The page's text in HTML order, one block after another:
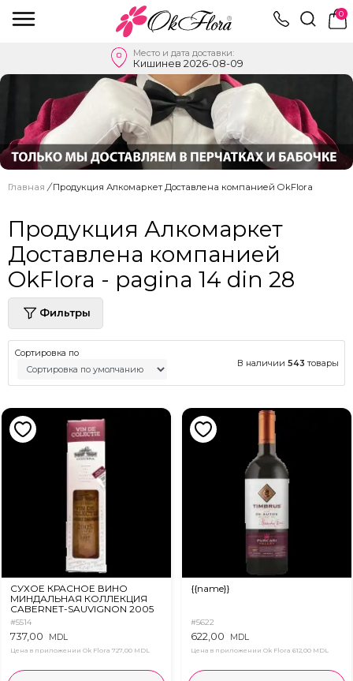
0
Место и дата доставки:
Кишинев 2026-08-09
Главная / Продукция Алкомаркет Доставлена ​​компанией OkFlora
Продукция Алкомаркет
Доставлена ​​компанией
OkFlora - pagina 14 din 28
Фильтры
Сортировка по
В наличии 543 товары
СУХОЕ КРАСНОЕ ВИНО
МИНДАЛЬНАЯ КОЛЛЕКЦИЯ
CABERNET-SAUVIGNON 2005
0.75л
#5514
737,00 MDL
Цена в приложении Ok Flora 727,00 MDL
{{name}}
#5622
622,00 MDL
Цена в приложении Ok Flora 612,00 MDL